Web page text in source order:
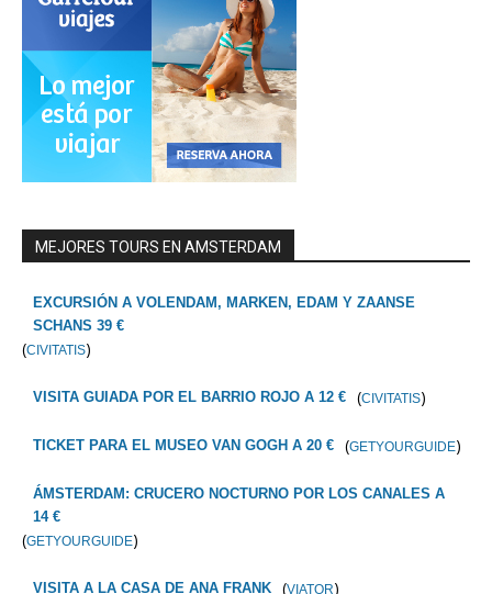
MEJORES TOURS EN AMSTERDAM
EXCURSIÓN A VOLENDAM, MARKEN, EDAM Y ZAANSE
SCHANS 39 €
(CIVITATIS)
VISITA GUIADA POR EL BARRIO ROJO A 12 € (CIVITATIS)
TICKET PARA EL MUSEO VAN GOGH A 20 € (GETYOURGUIDE)
ÁMSTERDAM: CRUCERO NOCTURNO POR LOS CANALES A
14 €
(GETYOURGUIDE)
VISITA A LA CASA DE ANA FRANK (VIATOR)